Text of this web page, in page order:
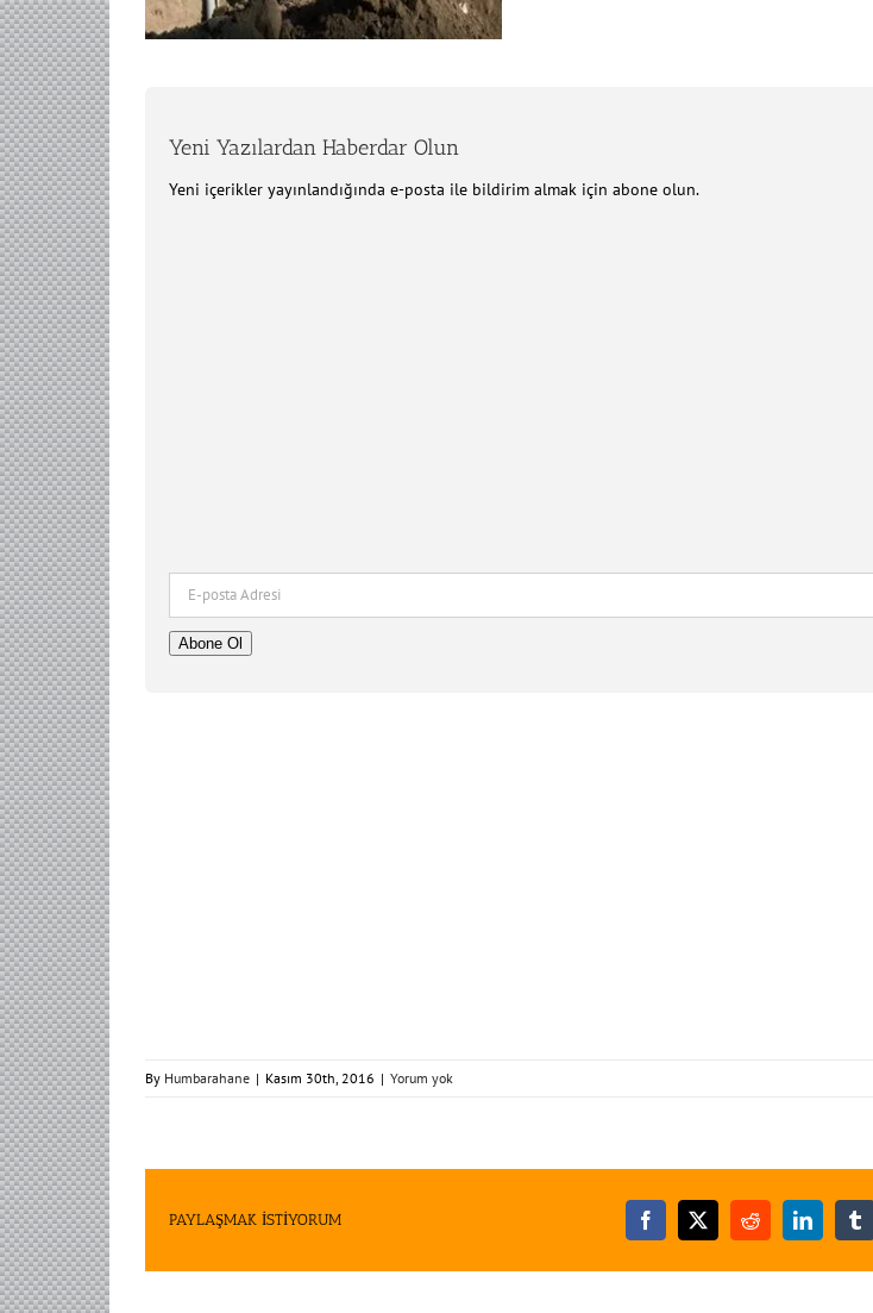
Yeni Yazılardan Haberdar Olun
Yeni içerikler yayınlandığında e-posta ile bildirim almak için abone olun.
Adresi
Abone Ol
By Humbarahane | Kasım 30th, 2016 | Yorum yok
PAYLAŞMAK İSTİYORUM Facebook
X RedditLinkedIn